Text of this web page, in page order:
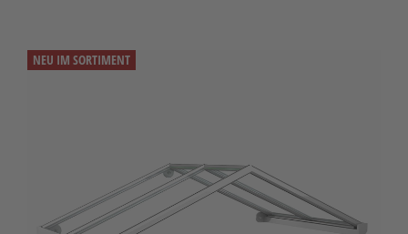
NEU IM SORTIMENT